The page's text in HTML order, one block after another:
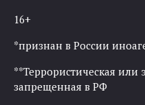
16+
*признан в России
**Террористическая или
запрещенная в РФ